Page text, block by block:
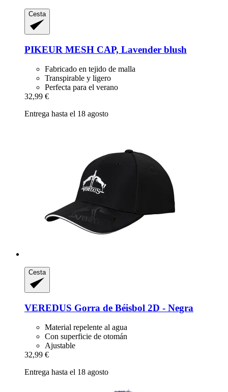
Cesta
PIKEUR MESH CAP, Lavender blush
Fabricado en tejido de malla
Transpirable y ligero
Perfecta para el verano
32,99 €
Entrega hasta el 18 agosto
Cesta
VEREDUS Gorra de Béisbol 2D -​ Negra
Material repelente al agua
Con superficie de otomán
Ajustable
32,99 €
Entrega hasta el 18 agosto